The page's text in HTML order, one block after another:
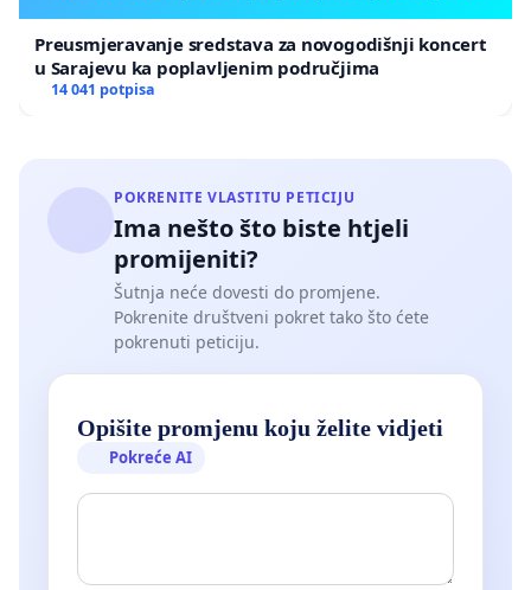
Preusmjeravanje sredstava za novogodišnji koncert
u Sarajevu ka poplavljenim područjima
14 041 potpisa
POKRENITE VLASTITU PETICIJU
Ima nešto što biste htjeli
promijeniti?
Šutnja neće dovesti do promjene.
Pokrenite društveni pokret tako što ćete
pokrenuti peticiju.
Opišite promjenu koju želite vidjeti
Pokreće AI